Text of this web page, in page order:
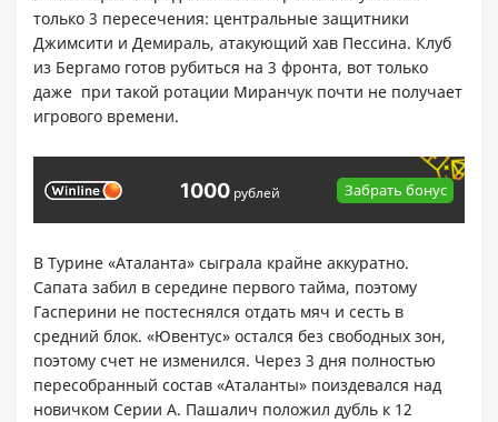
только 3 пересечения: центральные защитники
Джимсити и Демираль, атакующий хав Пессина. Клуб
из Бергамо готов рубиться на 3 фронта, вот только
даже при такой ротации Миранчук почти не получает
игрового времени.
1000 рублей Забрать бонус
В Турине «Аталанта» сыграла крайне аккуратно.
Сапата забил в середине первого тайма, поэтому
Гасперини не постеснялся отдать мяч и сесть в
средний блок. «Ювентус» остался без свободных зон,
поэтому счет не изменился. Через 3 дня полностью
пересобранный состав «Аталанты» поиздевался над
новичком Серии А. Пашалич положил дубль к 12